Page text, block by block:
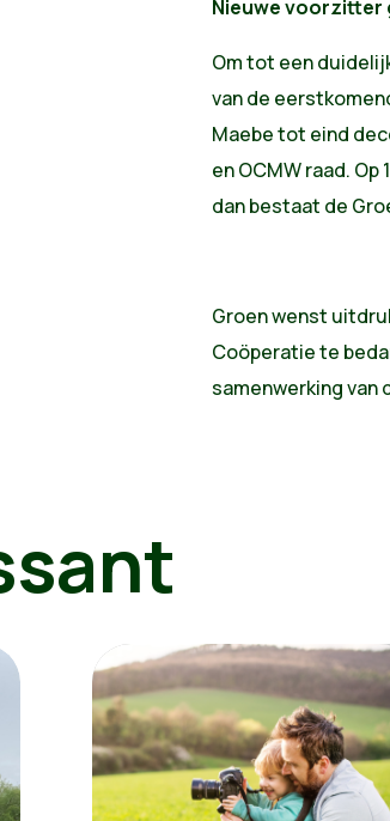
Nieuwe voorzitter
Om tot een
van de
Maebe tot eind
en OCMW raad.
dan bestaat de
Groen wenst
Coöperatie te
samenwerking van